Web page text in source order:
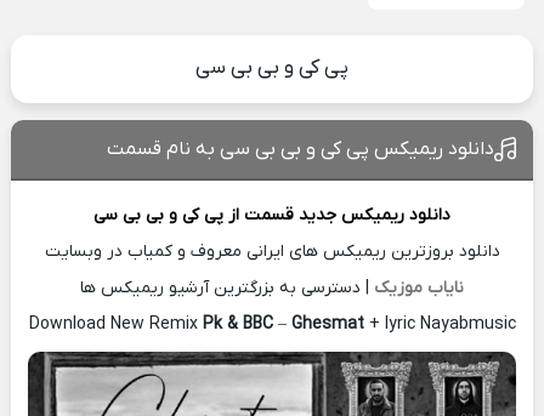
پی کی و بی بی سی
دانلود ریمیکس پی کی و بی بی سی به نام قسمت
دانلود ریمیکس جدید قسمت از پی کی و بی بی سی
دانلود بروزترین ریمیکس های ایرانی معروف و کمیاب در وبسایت
نایاب موزیک | دسترسی به بزرگترین آرشیو ریمیکس ها
Download New Remix Pk & BBC– Ghesmat+ lyric Nayabmusic